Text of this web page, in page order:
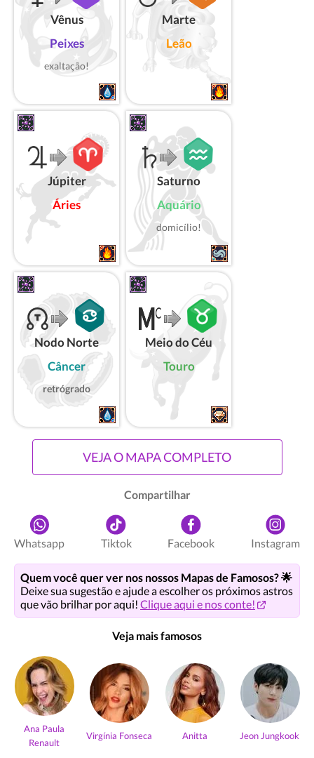
Vênus
Peixes
exaltação!
Marte
Leão
Júpiter
Áries
Saturno
Aquário
domicílio!
Nodo Norte
Câncer
retrógrado
Meio do Céu
Touro
VEJA O MAPA COMPLETO
Compartilhar
Whatsapp Tiktok Facebook Instagram
Quem você quer ver nos nossos Mapas de Famosos? 🌟
Deixe sua sugestão e ajude a escolher os próximos astros
que vão brilhar por aqui! Clique aqui e nos conte!
Veja mais famosos
Ana Paula
Renault
Virgínia Fonseca Anitta Jeon Jungkook